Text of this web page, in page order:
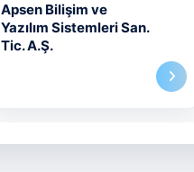
Apsen Bilişim ve
Yazılım Sistemleri San.
Tic. A.Ş.